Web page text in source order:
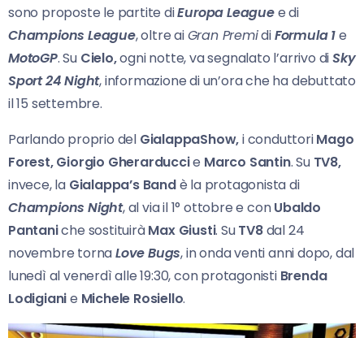
sono proposte le partite diEuropa Leaguee di
Champions League, oltre aiGran PremidiFormula 1e
MotoGP. Su Cielo,ogni notte, va segnalato l’arrivo diSky
Sport 24 Night, informazione di un’ora che ha debuttato
il 15 settembre.
Parlando proprio del GialappaShow,i conduttoriMago
Forest, Giorgio Gherarduccie Marco Santin. Su TV8,
invece, la Gialappa’s Bandè la protagonista di
Champions Night, al via il 1° ottobre e conUbaldo
Pantaniche sostituiràMax Giusti. SuTV8dal 24
novembre tornaLove Bugs, in onda venti anni dopo, dal
lunedì al venerdì alle 19:30, con protagonisti Brenda
Lodigianie Michele Rosiello.